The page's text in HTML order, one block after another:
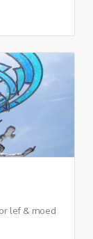
lef & moed